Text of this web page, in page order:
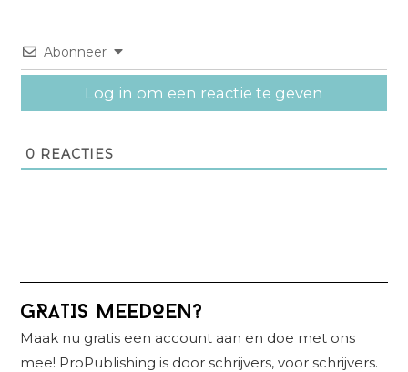
Abonneer
Log in om een reactie te geven
0 REACTIES
Primaire
Sidebar
GRATIS MEEDOEN?
Maak nu gratis een account aan en doe met ons
mee! ProPublishing is door schrijvers, voor schrijvers.